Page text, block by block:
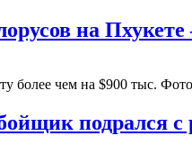
на
более чем на $900 тыс.
подрался